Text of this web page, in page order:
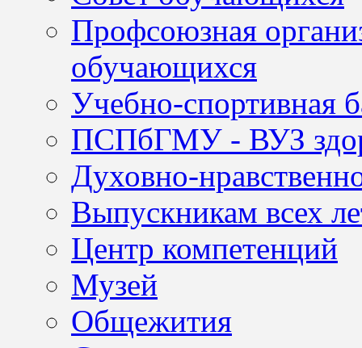
Профсоюзная
обучающихся
Учебно-спортивная
ПСПбГМУ - ВУЗ
Духовно-
Выпускникам всех
Центр компетенций
Музей
Общежития